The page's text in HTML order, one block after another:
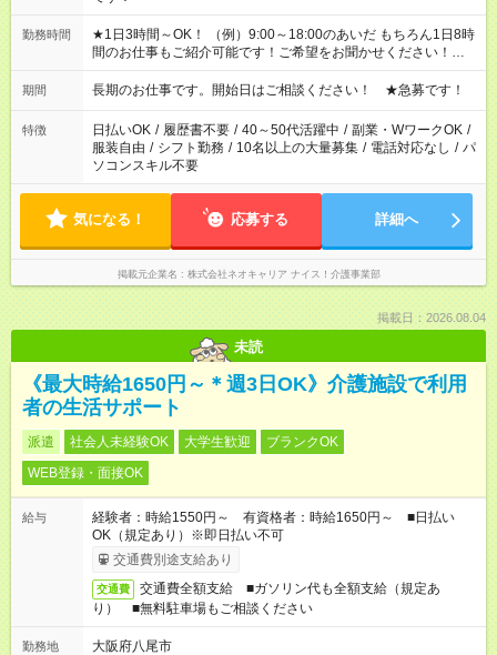
勤務時間
★1日3時間～OK！ （例）9:00～18:00のあいだ もちろん1日8時
間のお仕事もご紹介可能です！ご希望をお聞かせください！★家
庭の都合でお休みが必要な場合も遠慮なくご相談ください。 ※
週最低15時間以上の勤務が必要です
期間 長期のお仕事です。開始日はご相談ください！ ★急募です！
特徴 日払いOK / 履歴書不要 / 40～50代活躍中 / 副業・WワークOK /
服装自由 / シフト勤務 / 10名以上の大量募集 / 電話対応なし / パ
ソコンスキル不要
気になる！ 応募する 詳細へ
掲載元企業名 株式会社ネオキャリア ナイス！介護事業部
掲載日：2026.08.04
未読
《最大時給1650円～＊週3日OK》介護施設で利用
者の生活サポート
派遣 社会人未経験OK 大学生歓迎
ブランクOK
WEB登録・面接OK
給与
経験者：時給1550円～ 有資格者：時給1650円～ ■日払い
OK（規定あり）※即日払い不可
交通費別途支給あり
交通費
交通費全額支給 ■ガソリン代も全額支給（規定あ
り） ■無料駐車場もご相談ください
勤務地
大阪府八尾市